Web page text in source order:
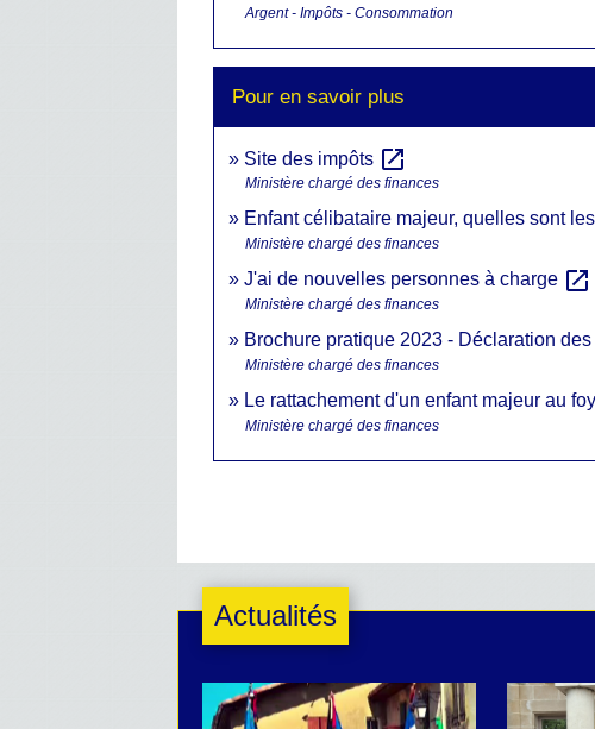
Argent - Impôts - Consommation
Pour en savoir plus
Site des impôts open_in_new
Ministère chargé des finances
Enfant célibataire majeur, quelles sont
Ministère chargé des finances
J'ai de nouvelles personnes à charge open_in_new
Ministère chargé des finances
Brochure pratique 2023 - Déclaration
Ministère chargé des finances
Le rattachement d'un enfant majeur au
Ministère chargé des finances
Actualités